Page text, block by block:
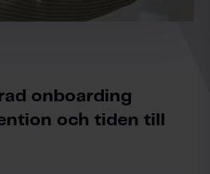
onboarding
och tiden till